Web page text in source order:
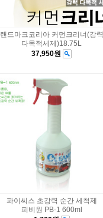
랜드마크코리아 커먼크리너(강력
다목적세제)18.75L
37,950원
파이씨스 초강력 순간 세척제
피비원 PB-1 600ml